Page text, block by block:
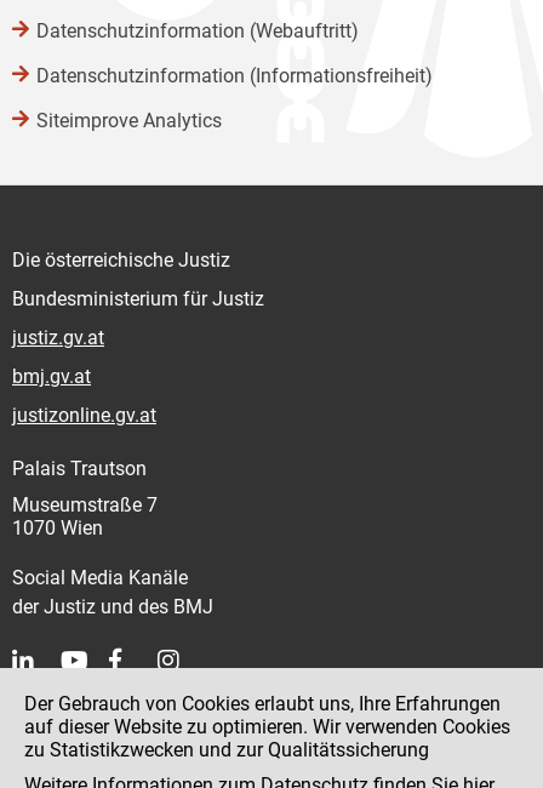
Datenschutzinformation (Webauftritt)
Datenschutzinformation (Informationsfreiheit)
Siteimprove Analytics
Die österreichische Justiz
Bundesministerium für Justiz
justiz.gv.at
bmj.gv.at
justizonline.gv.at
Palais Trautson
Museumstraße 7
1070 Wien
Social Media Kanäle
der Justiz und des BMJ
Kontakt
Impressum
Der Gebrauch von Cookies erlaubt uns, Ihre Erfahrungen
auf dieser Website zu optimieren. Wir verwenden Cookies
zu Statistikzwecken und zur Qualitätssicherung